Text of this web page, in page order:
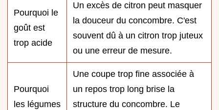
Pourquoi le
goût est
trop acide
Un excès de citron peut masquer
la douceur du concombre. C'est
souvent dû à un citron trop juteux
ou une erreur de mesure.
Pourquoi
les légumes
Une coupe trop fine associée à
un repos trop long brise la
structure du concombre. Le